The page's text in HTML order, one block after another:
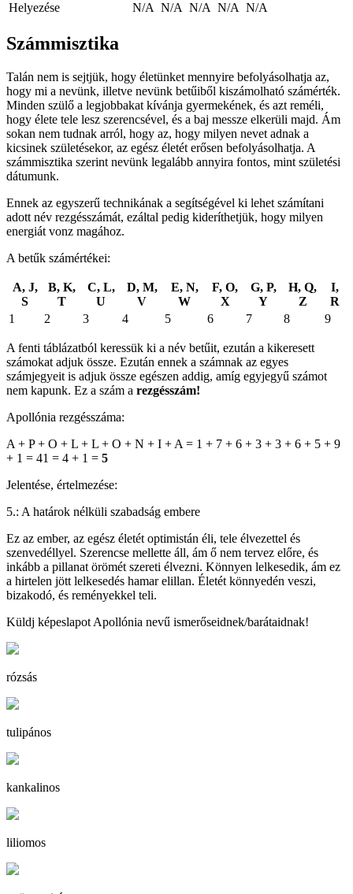
Helyezése
N/A N/A N/A N/A N/A
Számmisztika
Talán nem is sejtjük, hogy életünket mennyire befolyásolhatja az,
hogy mi a nevünk, illetve nevünk betűiből kiszámolható számérték.
Minden szülő a legjobbakat kívánja gyermekének, és azt reméli,
hogy élete tele lesz szerencsével, és a baj messze elkerüli majd. Ám
sokan nem tudnak arról, hogy az, hogy milyen nevet adnak a
kicsinek születésekor, az egész életét erősen befolyásolhatja. A
számmisztika szerint nevünk legalább annyira fontos, mint születési
dátumunk.
Ennek az egyszerű technikának a segítségével ki lehet számítani
adott név rezgésszámát, ezáltal pedig kideríthetjük, hogy milyen
energiát vonz magához.
A betűk számértékei:
A, J,
S
B, K,
T
C, L,
U
D, M,
V
E, N,
W
F, O,
X
G, P,
Y
H, Q,
Z
I,
R
1
2 3 4 5 6 7 8 9
A fenti táblázatból keressük ki a név betűit, ezután a kikeresett
számokat adjuk össze. Ezután ennek a számnak az egyes
számjegyeit is adjuk össze egészen addig, amíg egyjegyű számot
nem kapunk. Ez a szám a rezgésszám!
Apollónia rezgésszáma:
A + P + O + L + L + O + N + I + A = 1 + 7 + 6 + 3 + 3 + 6 + 5 + 9
+ 1 = 41 = 4 + 1 = 5
Jelentése, értelmezése:
5.: A határok nélküli szabadság embere
Ez az ember, az egész életét optimistán éli, tele élvezettel és
szenvedéllyel. Szerencse mellette áll, ám ő nem tervez előre, és
inkább a pillanat örömét szereti élvezni. Könnyen lelkesedik, ám ez
a hirtelen jött lelkesedés hamar elillan. Életét könnyedén veszi,
bizakodó, és reményekkel teli.
Küldj képeslapot Apollónia nevű ismerőseidnek/barátaidnak!
rózsás
tulipános
kankalinos
liliomos